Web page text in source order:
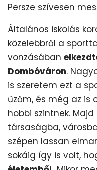
Persze szívesen
Általános iskolás
közelebbről a
vonzásában
Dombóváron.
is szeretem ezt a
űzőm, és még az is
hobbi szintnek.
társaságba,
szépen lassan
sokáig így is volt,